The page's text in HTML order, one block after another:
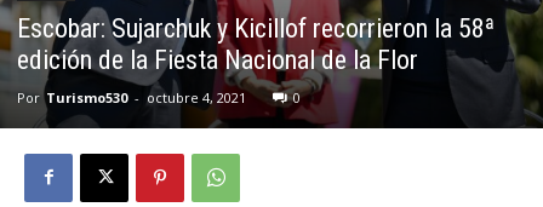
Escobar: Sujarchuk y Kicillof recorrieron la 58ª
edición de la Fiesta Nacional de la Flor
Por Turismo530 - octubre 4, 2021 0